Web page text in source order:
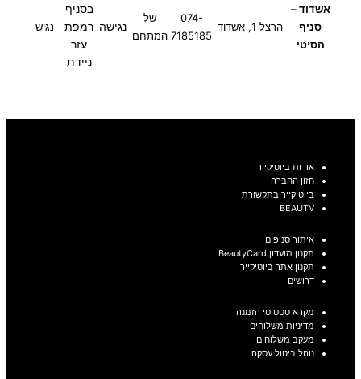
אשדוד –
סניף
הסיטי
הרצל 1, אשדוד
074-
7185185
של
המתחם
נגישה
בסניף
רמפת
עזר
ניידת
נגיש
אודות ביוטיקייר
חזון החברה
ביוטיקייר בתקשורת
BEAUTV
איתור סניפים
תקנון מועדון BeautyCard
תקנון אתר ביוטיקייר
דרושים
מקרא סטטוסי הזמנה
מדיניות משלוחים
מעקב משלוחים
נוהל ביטול עסקה